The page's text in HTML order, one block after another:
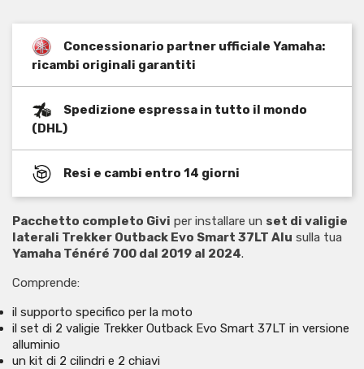
Concessionario partner ufficiale Yamaha:
ricambi originali garantiti
Spedizione espressa in tutto il mondo
(DHL)
Resi e cambi entro 14 giorni
Pacchetto completo Givi per installare un set di valigie
laterali Trekker Outback Evo Smart 37LT Alu sulla tua
Yamaha Ténéré 700 dal 2019 al 2024.
Comprende:
il supporto specifico per la moto
il set di 2 valigie Trekker Outback Evo Smart 37LT in versione
alluminio
un kit di 2 cilindri e 2 chiavi